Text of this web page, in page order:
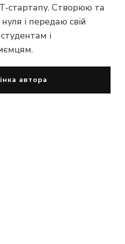
стартапу. Створюю та
і передаю свій
і
автора